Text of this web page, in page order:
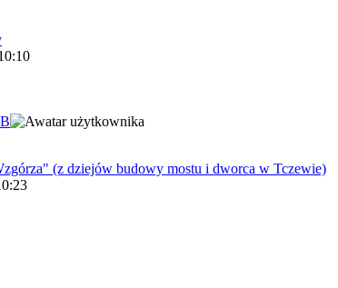
(z dziejów budowy mostu i dworca w Tczewie)